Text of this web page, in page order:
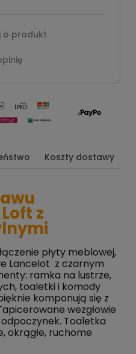
o produkt
Koszty dostawy
z
płyty meblowej,
Lancelot z czarnym
ramka na lustrze,
toaletki i komody
komponują się z
wezgłowie
Toaletka
okrągłe, ruchome